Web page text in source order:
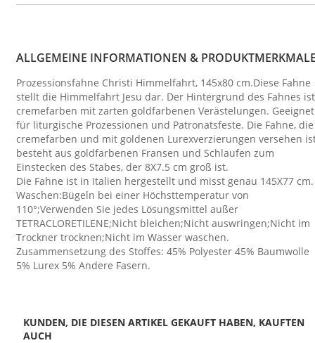
ALLGEMEINE INFORMATIONEN &
Prozessionsfahne Christi Himmelfahrt, 145x80 cm.Diese Fahne
stellt die Himmelfahrt Jesu dar. Der Hintergrund des Fahnes ist
cremefarben mit zarten goldfarbenen Verästelungen. Geeignet
für liturgische Prozessionen und Patronatsfeste. Die Fahne, die
cremefarben und mit goldenen Lurexverzierungen versehen
besteht aus goldfarbenen Fransen und Schlaufen zum
Einstecken des Stabes, der 8X7.5 cm groß ist.
Die Fahne ist in Italien hergestellt und misst genau 145X77 cm.
Waschen:Bügeln bei einer Höchsttemperatur von
110°;Verwenden Sie jedes Lösungsmittel außer
TETRACLORETILENE;Nicht bleichen;Nicht auswringen;Nicht im
Trockner trocknen;Nicht im Wasser waschen.
Zusammensetzung des Stoffes: 45% Polyester 45% Baumwolle
5% Lurex 5% Andere Fasern.
KUNDEN, DIE DIESEN ARTIKEL GEKAUFT HABEN, KAUFTEN
AUCH